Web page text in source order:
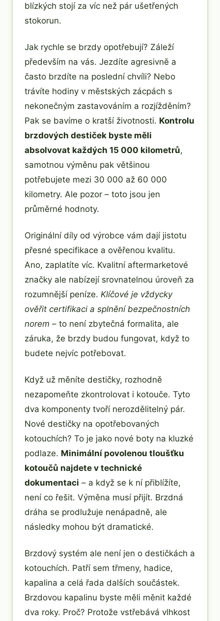
blízkých stojí za víc než pár ušetřených
stokorun.
Jak rychle se brzdy opotřebují? Záleží
především na vás. Jezdíte agresivně a
často brzdíte na poslední chvíli? Nebo
trávíte hodiny v městských zácpách s
nekonečným zastavováním a rozjížděním?
Pak se bavíme o kratší životnosti. Kontrolu
brzdových destiček byste měli
absolvovat každých 15 000 kilometrů,
samotnou výměnu pak většinou
potřebujete mezi 30 000 až 60 000
kilometry. Ale pozor – toto jsou jen
průměrné hodnoty.
Originální díly od výrobce vám dají jistotu
přesné specifikace a ověřenou kvalitu.
Ano, zaplatíte víc. Kvalitní aftermarketové
značky ale nabízejí srovnatelnou úroveň za
rozumnější peníze. Klíčové je vždycky
ověřit certifikaci a splnění bezpečnostních
norem – to není zbytečná formalita, ale
záruka, že brzdy budou fungovat, když to
budete nejvíc potřebovat.
Když už měníte destičky, rozhodně
nezapomeňte zkontrolovat i kotouče. Tyto
dva komponenty tvoří nerozdělitelný pár.
Nové destičky na opotřebovaných
kotouchích? To je jako nové boty na kluzké
podlaze. Minimální povolenou tloušťku
kotoučů najdete v technické
dokumentaci – a když se k ní přiblížíte,
není co řešit. Výměna musí přijít. Brzdná
dráha se prodlužuje nenápadně, ale
následky mohou být dramatické.
Brzdový systém ale není jen o destičkách a
kotouchích. Patří sem třmeny, hadice,
kapalina a celá řada dalších součástek.
Brzdovou kapalinu byste měli měnit každé
dva roky. Proč? Protože vstřebává vlhkost